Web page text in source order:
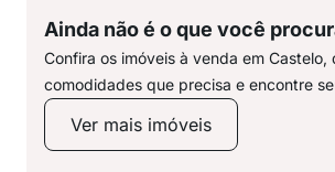
Ainda não é o que você
Confira os imóveis à venda em
comodidades que precisa e encontre
Ver mais imóveis